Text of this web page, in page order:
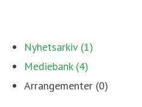
Nyhetsarkiv (1)
Mediebank (4)
Arrangementer (0)